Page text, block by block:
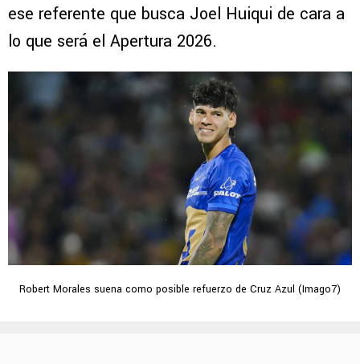
ese referente que busca Joel Huiqui de cara a
lo que será el Apertura 2026.
Robert Morales suena como posible refuerzo de Cruz Azul (Imago7)